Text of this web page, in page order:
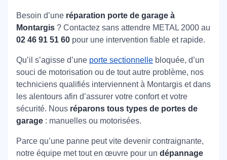
Besoin d’une réparation porte de garage à
Montargis ? Contactez sans attendre METAL 2000 au
02 46 91 51 60 pour une intervention fiable et rapide.
Qu’il s’agisse d’une porte sectionnelle bloquée, d’un
souci de motorisation ou de tout autre problème, nos
techniciens qualifiés interviennent à Montargis et dans
les alentours afin d’assurer votre confort et votre
sécurité. Nous réparons tous types de portes de
garage : manuelles ou motorisées.
Parce qu’une panne peut vite devenir contraignante,
notre équipe met tout en œuvre pour un dépannage